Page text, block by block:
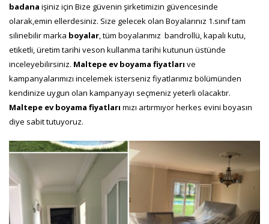
badana işiniz için Bize güvenin şirketimizin güvencesinde
olarak,emin ellerdesiniz. Size gelecek olan Boyalarınız 1.sınıf tam
silinebilir marka boyalar, tüm boyalarımız bandrollü, kapalı kutu,
etiketli, üretim tarihi veson kullanma tarihi kutunun üstünde
inceleyebilirsiniz. Maltepe ev boyama fiyatları ve
kampanyalarımızı incelemek isterseniz fiyatlarımız bölümünden
kendinize uygun olan kampanyayı seçmeniz yeterli olacaktır.
Maltepe ev boyama fiyatları mızı artırmıyor herkes evini boyasın
diye sabit tutuyoruz.